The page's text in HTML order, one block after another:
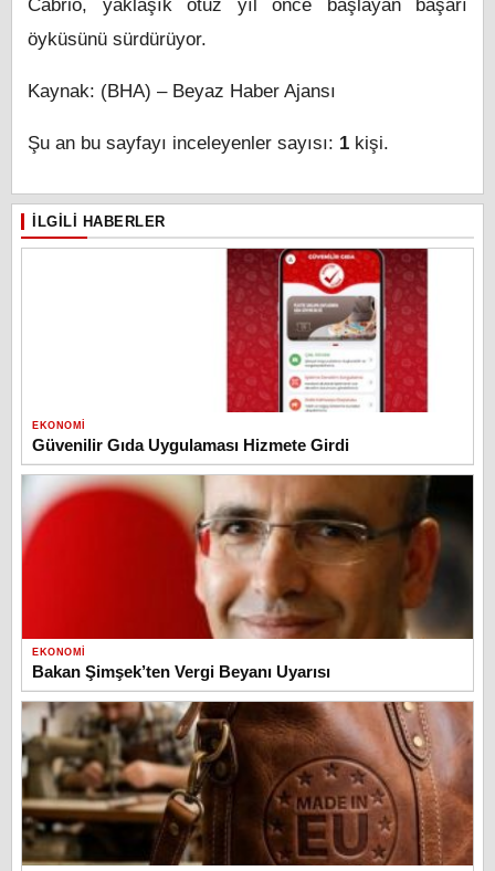
Cabrio, yaklaşık otuz yıl önce başlayan başarı
öyküsünü sürdürüyor.
Kaynak: (BHA) – Beyaz Haber Ajansı
Şu an bu sayfayı inceleyenler sayısı: 1 kişi.
İLGILI HABERLER
EKONOMI
Güvenilir Gıda Uygulaması Hizmete Girdi
EKONOMI
Bakan Şimşek’ten Vergi Beyanı Uyarısı